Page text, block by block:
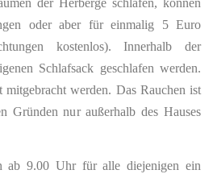
der Herberge schlafen, können
oder aber für einmalig 5 Euro
kostenlos). Innerhalb der
Schlafsack geschlafen werden.
werden. Das Rauchen ist
Gründen nur außerhalb des Hauses
ab 9.00 Uhr für alle diejenigen ein